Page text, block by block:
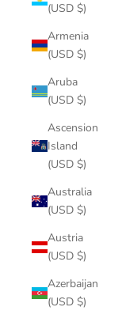
(USD $)
Armenia
(USD $)
Aruba
(USD $)
Ascension
Island
(USD $)
Australia
(USD $)
Austria
(USD $)
Azerbaijan
(USD $)